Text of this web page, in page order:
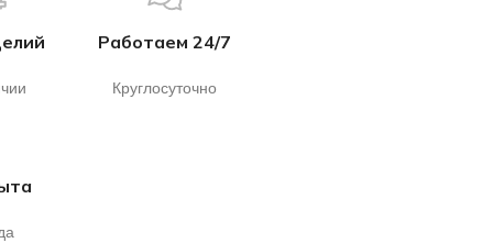
Работаем 24/7
Круглосуточно